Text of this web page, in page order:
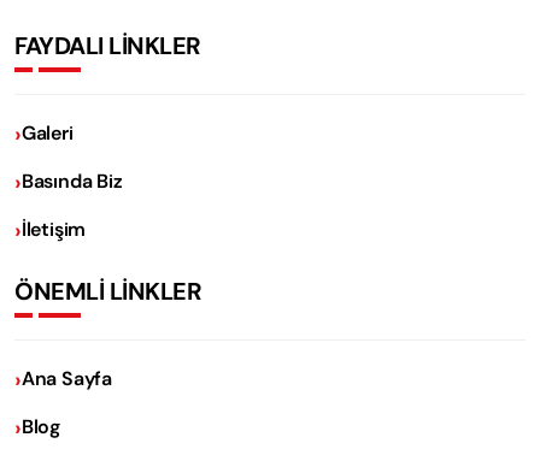
FAYDALI LİNKLER
Galeri
Basında Biz
İletişim
ÖNEMLİ LİNKLER
Ana Sayfa
Blog